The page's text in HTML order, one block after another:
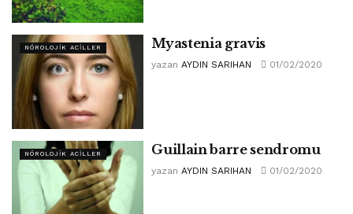
NÖROLOJIK ACILLER Myastenia gravis
yazan AYDIN SARIHAN 01/02/2020
NÖROLOJIK ACILLER Guillain barre sendromu
yazan AYDIN SARIHAN 01/02/2020